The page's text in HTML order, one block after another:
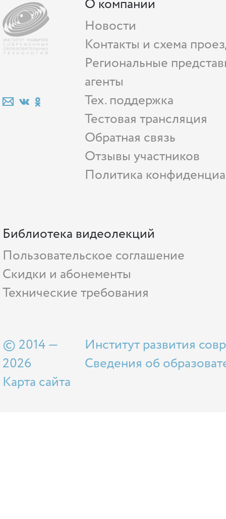
О компании
Новости
Контакты и схема
Региональные
агенты
Тех. поддержка
Тестовая трансляция
Обратная связь
Отзывы участников
Политика
Библиотека видеолекций
Пользовательское соглашение
Скидки и абонементы
Технические требования
© 2014 —
2026
Карта сайта
Институт развития
Сведения об